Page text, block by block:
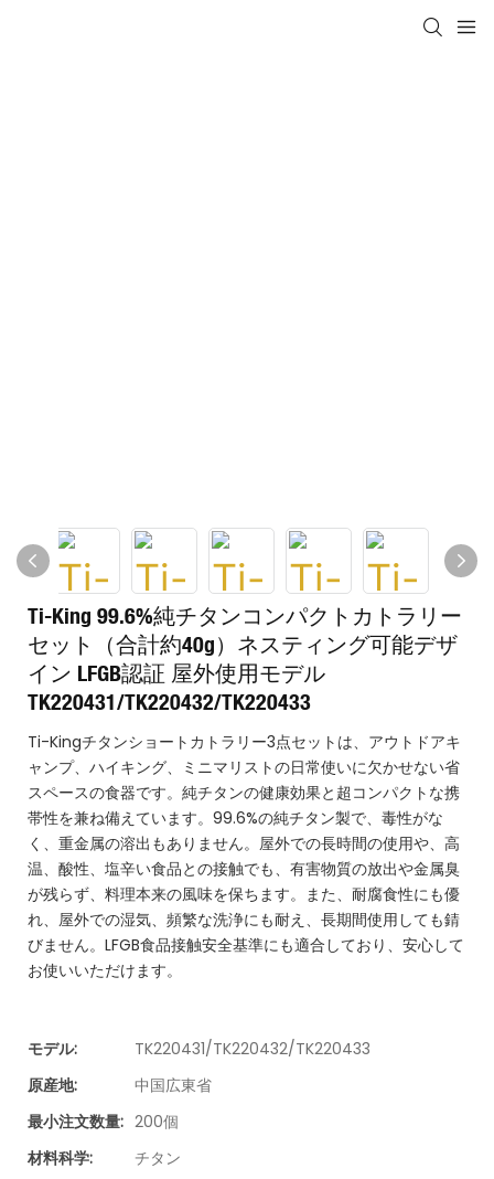
Ti-King 99.6%純チタンコンパクトカトラリー
セット（合計約40g）ネスティング可能デザ
イン LFGB認証 屋外使用モデル
TK220431/TK220432/TK220433
Ti-Kingチタンショートカトラリー3点セットは、アウトドアキ
ャンプ、ハイキング、ミニマリストの日常使いに欠かせない省
スペースの食器です。純チタンの健康効果と超コンパクトな携
帯性を兼ね備えています。99.6%の純チタン製で、毒性がな
く、重金属の溶出もありません。屋外での長時間の使用や、高
温、酸性、塩辛い食品との接触でも、有害物質の放出や金属臭
が残らず、料理本来の風味を保ちます。また、耐腐食性にも優
れ、屋外での湿気、頻繁な洗浄にも耐え、長期間使用しても錆
びません。LFGB食品接触安全基準にも適合しており、安心して
お使いいただけます。
モデル:
TK220431/TK220432/TK220433
原産地:
中国広東省
最小注文数量: 200個
材料科学:
チタン